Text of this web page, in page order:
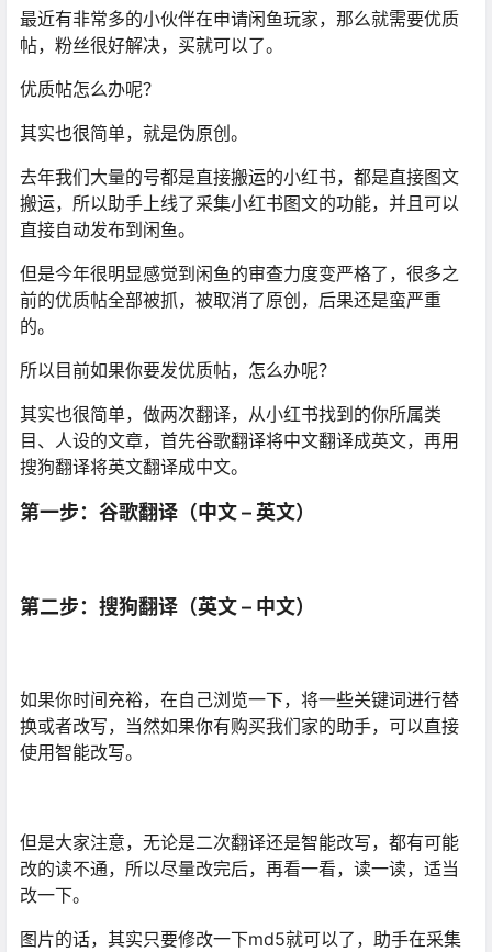
最近有非常多的小伙伴在申请闲鱼玩家，那么就需要优质
帖，粉丝很好解决，买就可以了。
优质帖怎么办呢？
其实也很简单，就是伪原创。
去年我们大量的号都是直接搬运的小红书，都是直接图文
搬运，所以助手上线了采集小红书图文的功能，并且可以
直接自动发布到闲鱼。
但是今年很明显感觉到闲鱼的审查力度变严格了，很多之
前的优质帖全部被抓，被取消了原创，后果还是蛮严重
的。
所以目前如果你要发优质帖，怎么办呢？
其实也很简单，做两次翻译，从小红书找到的你所属类
目、人设的文章，首先谷歌翻译将中文翻译成英文，再用
搜狗翻译将英文翻译成中文。
第一步：谷歌翻译（中文 – 英文）
第二步：搜狗翻译（英文 – 中文）
如果你时间充裕，在自己浏览一下，将一些关键词进行替
换或者改写，当然如果你有购买我们家的助手，可以直接
使用智能改写。
但是大家注意，无论是二次翻译还是智能改写，都有可能
改的读不通，所以尽量改完后，再看一看，读一读，适当
改一下。
图片的话，其实只要修改一下md5就可以了，助手在采集